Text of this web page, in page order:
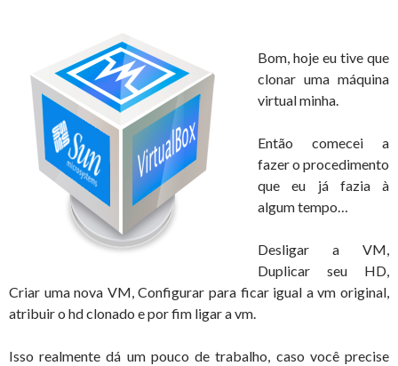
Bom, hoje eu tive que
clonar uma máquina
virtual minha.
Então comecei a
fazer o procedimento
que eu já fazia à
algum tempo…
Desligar a VM,
Duplicar seu HD,
Criar uma nova VM, Configurar para ficar igual a vm original,
atribuir o hd clonado e por fim ligar a vm.
Isso realmente dá um pouco de trabalho, caso você precise